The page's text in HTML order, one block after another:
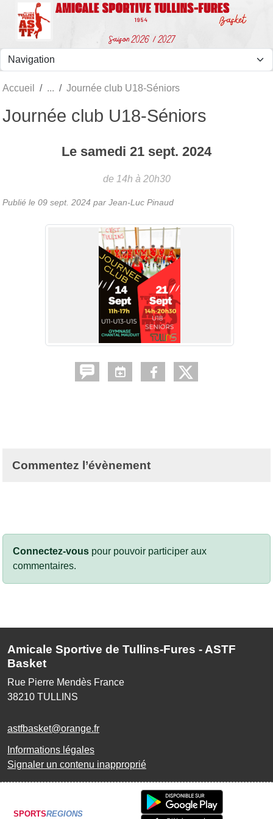
Accueil Journée club U18-Séniors
Journée club U18-Séniors
Le samedi 21 sept. 2024
de 14h à 20h30
Publié le 09 sept. 2024 par Jean-Luc Pinaud
Commentez l’évènement
Connectez-vous pour pouvoir participer aux
commentaires.
Amicale Sportive de Tullins-Fures - ASTF
Basket
Rue Pierre Mendès France
38210 TULLINS
astfbasket@orange.fr
Informations légales
Signaler un contenu inapproprié
SPORTSREGIONS
Panneau de gestion des cookies